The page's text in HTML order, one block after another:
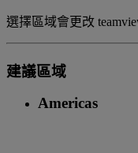
選擇區域會更改
建議區域
Americas